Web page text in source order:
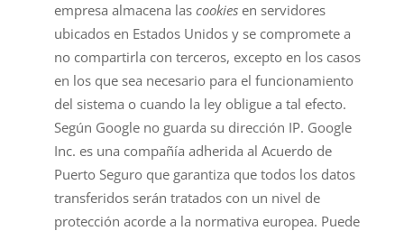
empresa almacena las cookiesen servidores
ubicados en Estados Unidos y se compromete a
no compartirla con terceros, excepto en los casos
en los que sea necesario para el funcionamiento
del sistema o cuando la ley obligue a tal efecto.
Según Google no guarda su dirección IP. Google
Inc. es una compañía adherida al Acuerdo de
Puerto Seguro que garantiza que todos los datos
transferidos serán tratados con un nivel de
protección acorde a la normativa europea. Puede